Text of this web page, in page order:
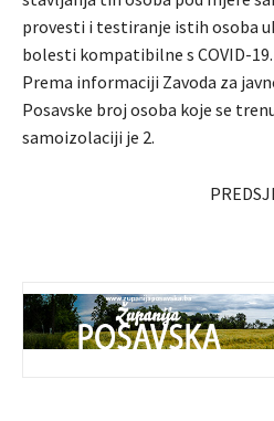
provesti i testiranje istih osoba
bolesti kompatibilne s COVID-19.
Prema informaciji Zavoda za
Posavske broj osoba koje se
samoizolaciji je 2.